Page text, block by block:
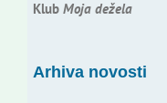
Klub Moja dežela
Arhiva novosti